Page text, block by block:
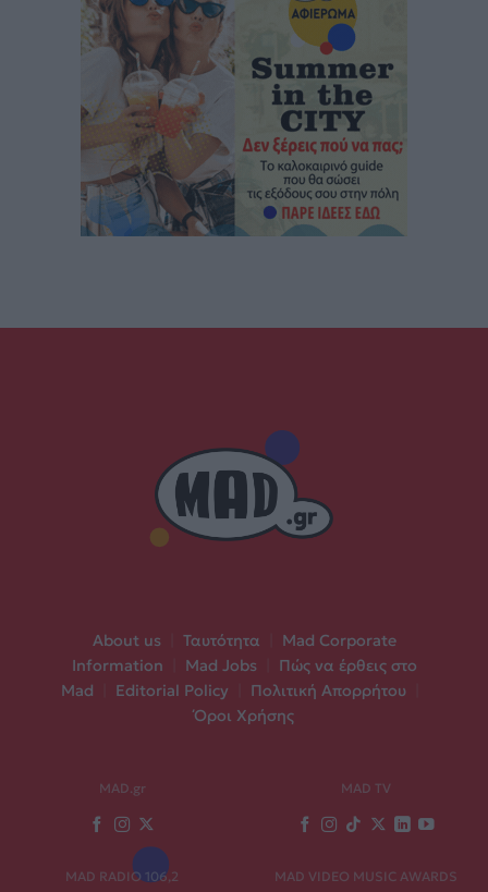
About us Ταυτότητα
Mad Corporate
Information
Mad Jobs
Πώς να έρθεις στο
Mad
Editorial Policy Πολιτική Απορρήτου
Όροι Χρήσης
MAD.gr MAD TV
MAD RADIO 106,2 MAD VIDEO MUSIC AWARDS